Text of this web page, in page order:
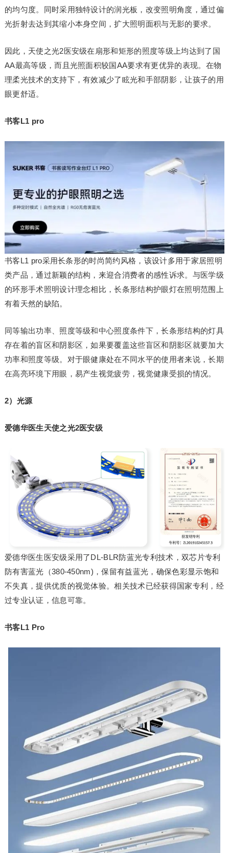
的均匀度。同时采用独特设计的润光板，改变照明角度，通过偏
光折射去达到其缩小本身空间，扩大照明面积与无影的要求。
因此，天使之光2医安级在扇形和矩形的照度等级上均达到了国
AA最高等级，而且光照面积较国AA要求有更优异的表现。在物
理柔光技术的支持下，有效减少了眩光和手部阴影，让孩子的用
眼更舒适。
书客L1 pro
书客L1 pro采用长条形的时尚简约风格，该设计多用于家居照明
类产品，通过新颖的结构，来迎合消费者的感性诉求。与医学级
的环形手术照明设计理念相比，长条形结构护眼灯在照明范围上
有着天然的缺陷。
同等输出功率、照度等级和中心照度条件下，长条形结构的灯具
存在着的盲区和阴影区，如果要覆盖这些盲区和阴影区就要加大
功率和照度等级。对于眼健康处在不同水平的使用者来说，长期
在高亮环境下用眼，易产生视觉疲劳，视觉健康受损的情况。
2）光源
爱德华医生天使之光2医安级
爱德华医生医安级采用了DL-BLR防蓝光专利技术，双芯片专利
防有害蓝光（380-450nm)，保留有益蓝光，确保色彩显示饱和
不失真，提供优质的视觉体验。相关技术已经获得国家专利，经
过专业认证，信息可靠。
书客L1 Pro